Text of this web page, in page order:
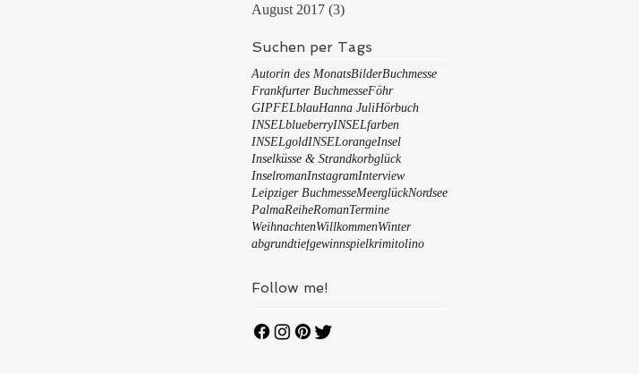
August 2017 (3)
Suchen per Tags
Autorin des MonatsBilderBuchmesse
Frankfurter BuchmesseFöhr
GIPFELblauHanna JuliHörbuch
INSELblueberryINSELfarben
INSELgoldINSELorangeInsel
Inselküsse & Strandkorbglück
InselromanInstagramInterview
Leipziger BuchmesseMeerglückNordsee
PalmaReiheRomanTermine
WeihnachtenWillkommenWinter
abgrundtiefgewinnspielkrimitolino
Follow me!